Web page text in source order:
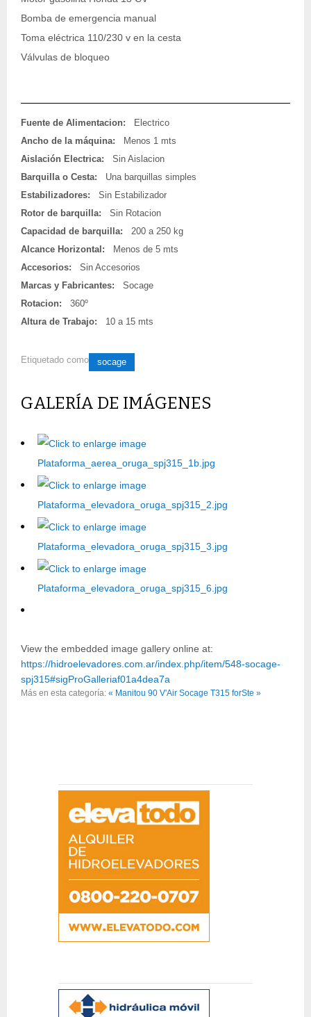
Bomba de emergencia manual
Toma eléctrica 110/230 v en la cesta
Válvulas de bloqueo
Fuente de Alimentacion:
Electrico
Ancho de la máquina:
Menos 1 mts
Aislación Electrica:
Sin Aislacion
Barquilla o Cesta:
Una barquillas simples
Estabilizadores:
Sin Estabilizador
Rotor de barquilla:
Sin Rotacion
Capacidad de barquilla:
200 a 250 kg
Alcance Horizontal:
Menos de 5 mts
Accesorios:
Sin Accesorios
Marcas y Fabricantes:
Socage
Rotacion:
360º
Altura de Trabajo:
10 a 15 mts
Etiquetado como socage
GALERÍA DE IMÁGENES
View the embedded image gallery online at:
https://hidroelevadores.com.ar/index.php/item/548-socage-
spj315#sigProGalleriaf01a4dea7a
Más en esta categoría: « Manitou 90 V'Air Socage T315 forSte »